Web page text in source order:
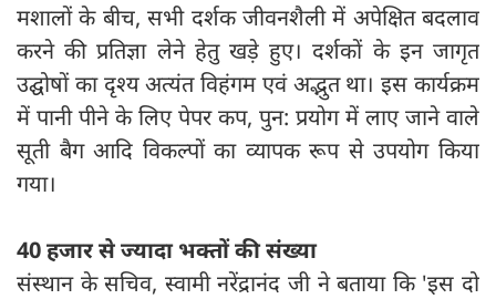
मशालों के बीच, सभी दर्शक जीवनशैली में अपेक्षित बदलाव
करने की प्रतिज्ञा लेने हेतु खड़े हुए। दर्शकों के इन जागृत
उद्घोषों का दृश्य अत्यंत विहंगम एवं अद्भुत था। इस कार्यक्रम
में पानी पीने के लिए पेपर कप, पुन: प्रयोग में लाए जाने वाले
सूती बैग आदि विकल्पों का व्यापक रूप से उपयोग किया
गया।
40 हजार से ज्यादा भक्तों की संख्या
संस्थान के सचिव, स्वामी नरेंद्रानंद जी ने बताया कि 'इस दो